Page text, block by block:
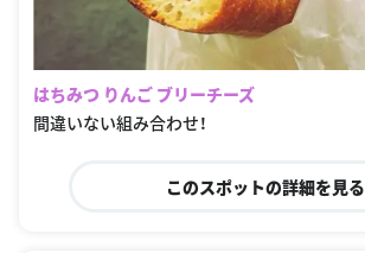
はちみつ りんご ブリーチーズ
間違いない組み合わせ！
このスポットの詳細を見る